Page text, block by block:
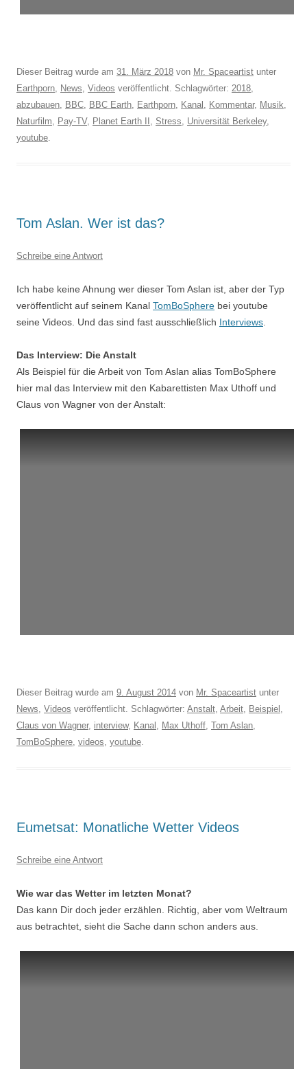
Dieser Beitrag wurde am 31. März 2018 von Mr. Spaceartist unter
Earthporn, News, Videos veröffentlicht. Schlagwörter: 2018,
abzubauen, BBC, BBC Earth, Earthporn, Kanal , Kommentar, Musik,
Naturfilm, Pay-TV, Planet Earth II , Stress, Universität Berkeley,
youtube.
Tom Aslan. Wer ist das?
Schreibe eine Antwort
Ich habe keine Ahnung wer dieser Tom Aslan ist, aber der Typ
veröffentlicht auf seinem Kanal TomBoSphere bei youtube
seine Videos. Und das sind fast ausschließlich Interviews
Das Interview: Die Anstalt
Als Beispiel für die Arbeit von Tom Aslan alias TomBoSphere
hier mal das Interview mit den Kabarettisten Max Uthoff und
Claus von Wagner von der Anstalt:
Dieser Beitrag wurde am 9. August 2014 von Mr. Spaceartist unter
News, Videos veröffentlicht. Schlagwörter: Anstalt, Arbeit, Beispiel ,
Claus von Wagner, interview, Kanal , Max Uthoff, Tom Aslan,
TomBoSphere, videos, youtube.
Eumetsat: Monatliche Wetter Videos
Schreibe eine Antwort
Wie war das Wetter im letzten Monat?
Das kann Dir doch jeder erzählen. Richtig, aber vom Weltraum
aus betrachtet, sieht die Sache dann schon anders aus.